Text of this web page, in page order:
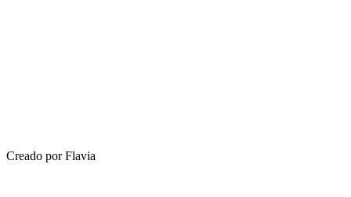
Creado por Flavia